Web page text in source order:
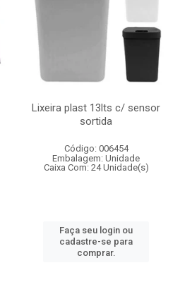
Lixeira plast 13lts c/ sensor
sortida
Código: 006454
Embalagem: Unidade
Caixa Com: 24 Unidade(s)
Faça seu login ou
cadastre-se para
comprar.